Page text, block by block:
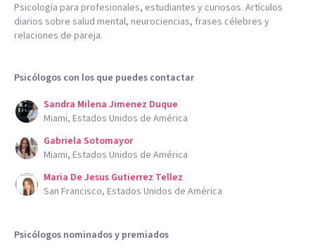
Psicología para profesionales, estudiantes y curiosos. Artículos
diarios sobre salud mental, neurociencias, frases célebres y
relaciones de pareja.
Psicólogos con los que puedes contactar
Sandra Milena Jimenez Duque
Miami, Estados Unidos de América
Gabriela Sotomayor
Miami, Estados Unidos de América
Maria De Jesus Gutierrez Tellez
San Francisco, Estados Unidos de América
Psicólogos nominados y premiados